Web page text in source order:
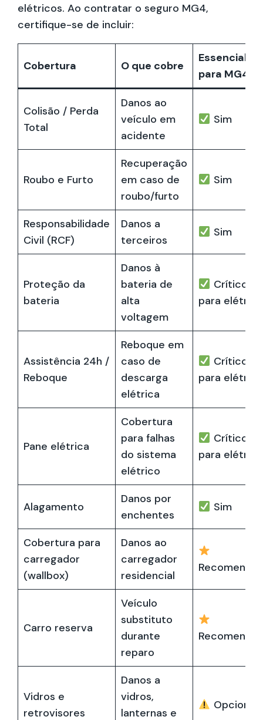
elétricos. Ao contratar o seguro MG4,
certifique-se de incluir:
Cobertura O que cobre
Essencial
para MG4?
Colisão / Perda
Total
Danos ao
veículo em
acidente
Sim
Roubo e Furto
Recuperação
em caso de
roubo/furto
Sim
Responsabilidade
Civil (RCF)
Danos a
terceiros
Sim
Proteção da
bateria
Danos à
bateria de
alta
voltagem
Crítico
para elétrico
Assistência 24h /
Reboque
Reboque em
caso de
descarga
elétrica
Crítico
para elétrico
Pane elétrica
Cobertura
para falhas
do sistema
elétrico
Crítico
para elétrico
Alagamento
Danos por
enchentes
Sim
Cobertura para
carregador
(wallbox)
Danos ao
carregador
residencial
Carro reserva
Veículo
substituto
durante
reparo
Vidros e
retrovisores
Danos a
vidros,
lanternas e
Opcional